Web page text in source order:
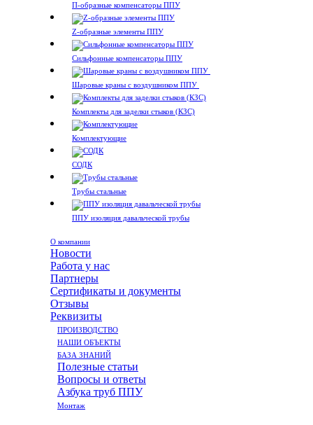
П-образные компенсаторы ППУ
Z-образные элементы ППУ
Сильфонные компенсаторы ППУ
Шаровые краны с воздушником ППУ
Комплекты для заделки стыков (КЗС)
Комплектующие
СОДК
Трубы стальные
ППУ изоляция давальческой трубы
О компании
Новости
Работа у нас
Партнеры
Сертификаты и документы
Отзывы
Реквизиты
ПРОИЗВОДСТВО
НАШИ ОБЪЕКТЫ
БАЗА ЗНАНИЙ
Полезные статьи
Вопросы и ответы
Азбука труб ППУ
Монтаж